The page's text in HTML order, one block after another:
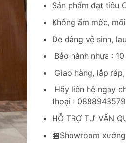
Sản phẩm đạt tiêu
Không ẩm mốc,
Dễ dàng vệ sinh,
Bảo hành nhựa : 10
Giao hàng, lắp
Hãy liên hệ ngay
thoại :
HỖ TRỢ TƯ VẤN
🏪Showroom